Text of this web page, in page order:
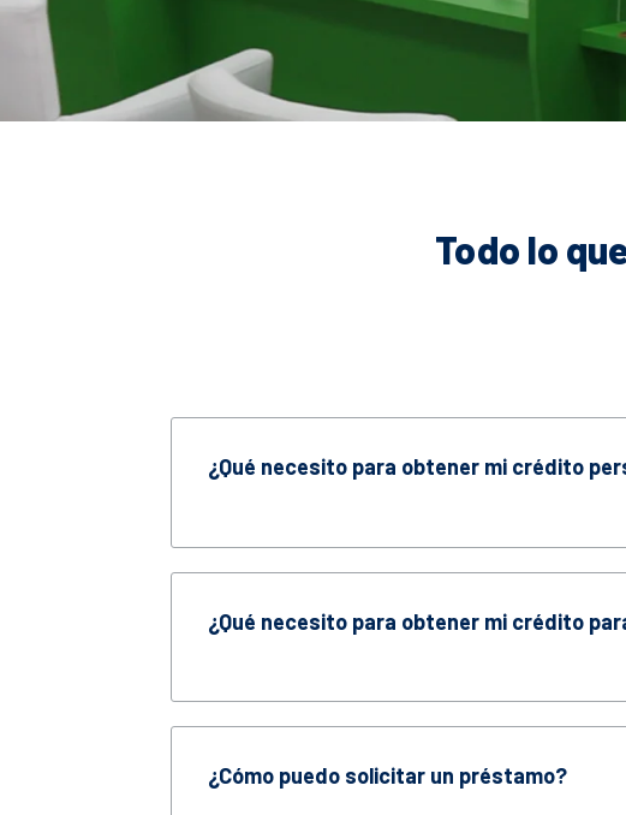
Todo lo
¿Qué necesito para obtener mi crédito
¿Qué necesito para obtener mi crédito
¿Cómo puedo solicitar un préstamo?